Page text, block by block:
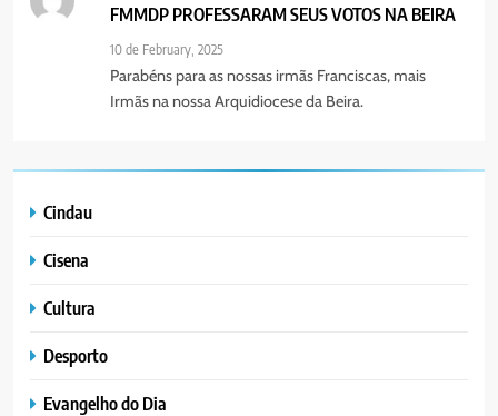
FMMDP PROFESSARAM SEUS VOTOS NA BEIRA
10 de February, 2025
Parabéns para as nossas irmãs Franciscas, mais
Irmãs na nossa Arquidiocese da Beira.
Cindau
Cisena
Cultura
Desporto
Evangelho do Dia